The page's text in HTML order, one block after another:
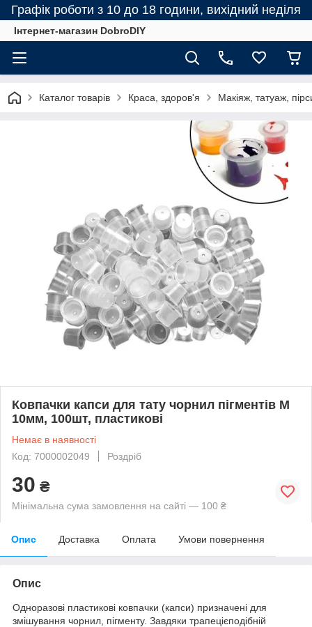
Графік роботи з 10 до 18 години, вихідний неділя
Інтернет-магазин DobroDIY
Каталог товарів Краса, здоров'я Макіяж, татуаж,
Ковпачки капси для тату чорнил пігментів M
10мм, 100шт, пластикові
Немає в наявності
Код: 7000002049
Роздріб
30 ₴
Мінімальна сума замовлення на сайті — 100 ₴
Опис Доставка Оплата Умови повернення
Опис
Одноразові пластикові ковпачки (капси) призначені для
змішування чорнил, пігменту. Завдяки трапецієподібній